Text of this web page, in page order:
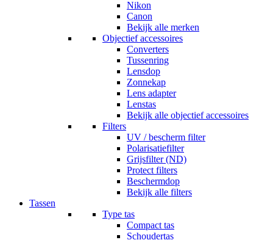
Nikon
Canon
Bekijk alle merken
Objectief accessoires
Converters
Tussenring
Lensdop
Zonnekap
Lens adapter
Lenstas
Bekijk alle objectief accessoires
Filters
UV / bescherm filter
Polarisatiefilter
Grijsfilter (ND)
Protect filters
Beschermdop
Bekijk alle filters
Tassen
Type tas
Compact tas
Schoudertas